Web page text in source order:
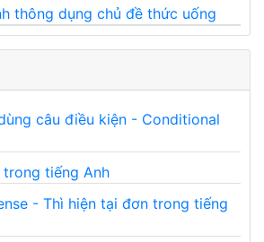
thông dụng chủ đề thức uống
câu điều kiện - Conditional
trong tiếng Anh
- Thì hiện tại đơn trong tiếng